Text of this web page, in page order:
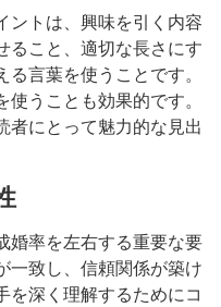
ントは、興味を引く内容
ること、適切な長さにす
言葉を使うことです。
うことも効果的です。
者にとって魅力的な見出
婚率を左右する重要な要
一致し、信頼関係が築け
を深く理解するためにコ